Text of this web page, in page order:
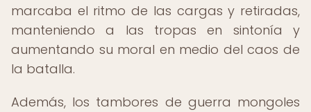
marcaba el ritmo de las cargas y retiradas,
manteniendo a las tropas en sintonía y
aumentando su moral en medio del caos de
la batalla.
Además, los tambores de guerra mongoles